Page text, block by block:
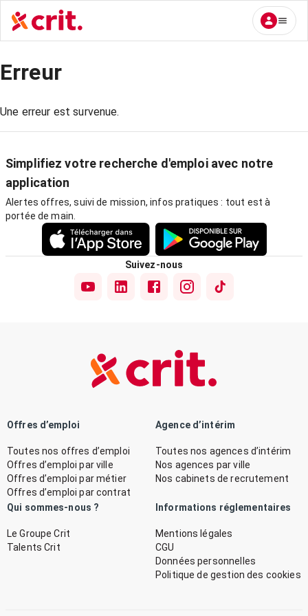
Erreur
Une erreur est survenue.
Simplifiez votre recherche d'emploi avec notre
application
Alertes offres, suivi de mission, infos pratiques : tout est à
portée de main.
Suivez-nous
Offres d’emploi
Toutes nos offres d’emploi
Offres d’emploi par ville
Offres d’emploi par métier
Offres d’emploi par contrat
Agence d’intérim
Toutes nos agences d’intérim
Nos agences par ville
Nos cabinets de recrutement
Qui sommes-nous ?
Le Groupe Crit
Talents Crit
Informations réglementaires
Mentions légales
CGU
Données personnelles
Politique de gestion des cookies